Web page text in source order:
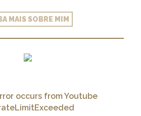
MAIS SOBRE MIM
occurs from Youtube